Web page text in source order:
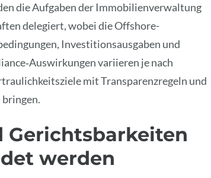
die Aufgaben der Immobilienverwaltung
delegiert, wobei die Offshore-
Investitionsausgaben und
variieren je nach
mit Transparenzregeln und
Gerichtsbarkeiten
werden